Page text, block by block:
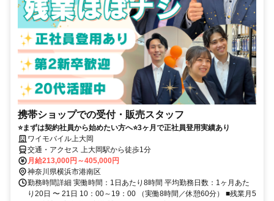
携帯ショップでの受付・販売スタッフ
⭐まずは契約社員から始めたい方へ⭐3ヶ月で正社員登用実績あり
ワイモバイル上大岡
交通・アクセス 上大岡駅から徒歩1分
月給213,000円～405,000円
神奈川県横浜市港南区
勤務時間詳細 実働時間：1日あたり8時間 平均勤務日数：1ヶ月あた
り20日 〜 21日 10：00～19：00 （実働8時間／休憩60分） ■残業月5